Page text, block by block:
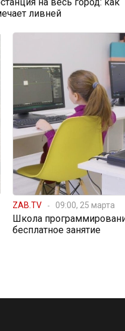
ливней
ZAB.TV 09:00, 25 марта
Школа
бесплатное занятие